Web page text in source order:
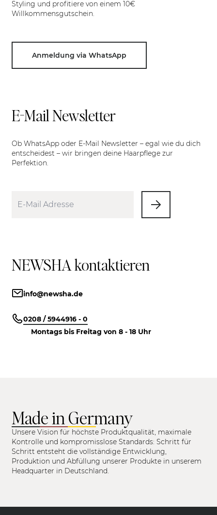
Styling und profitiere von einem 10€
Willkommensgutschein.
Anmeldung via WhatsApp
E-Mail Newsletter
Ob WhatsApp oder E-Mail Newsletter – egal wie du dich
entscheidest – wir bringen deine Haarpflege zur
Perfektion.
NEWSHA kontaktieren
info@newsha.de
0208 / 5944916 - 0
Montags bis Freitag von 8 - 18 Uhr
Made in Germany
Unsere Vision für höchste Produktqualität, maximale
Kontrolle und kompromisslose Standards: Schritt für
Schritt entsteht die vollständige Entwicklung,
Produktion und Abfüllung unserer Produkte in unserem
Headquarter in Deutschland.